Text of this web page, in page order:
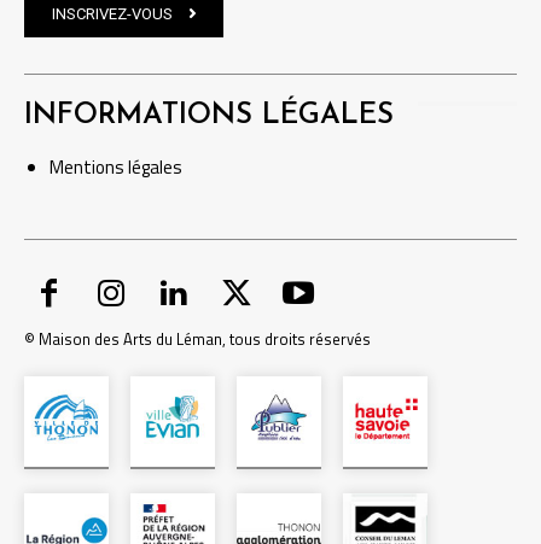
INSCRIVEZ-VOUS
INFORMATIONS LÉGALES
Mentionslégales
© Maison des Arts du Léman, tous droits réservés